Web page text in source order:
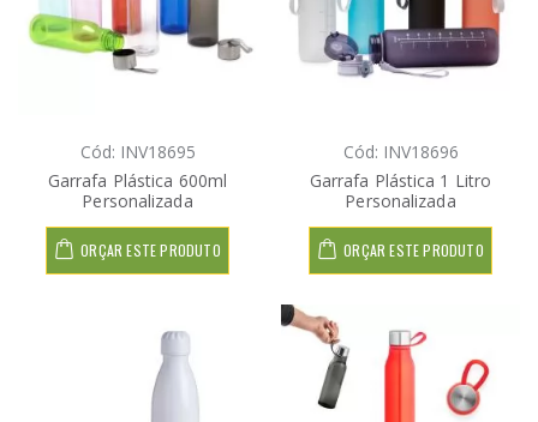
Cód: INV18695
Garrafa Plástica 600ml
Personalizada
ORÇAR ESTE PRODUTO
Cód: INV18696
Garrafa Plástica 1 Litro
Personalizada
ORÇAR ESTE PRODUTO